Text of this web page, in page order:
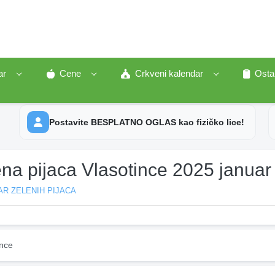
Cene Crkveni kalendar
Postavite BESPLATNO OGLAS kao fizičko lice!
pijaca Vlasotince 2025
ZELENIH PIJACA